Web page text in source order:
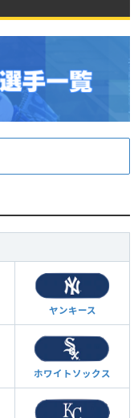
ヤンキース
ホワイトソックス